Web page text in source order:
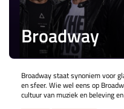
Broadway
Broadway staat synoniem voor
en sfeer. Wie wel eens op
cultuur van muziek en beleving